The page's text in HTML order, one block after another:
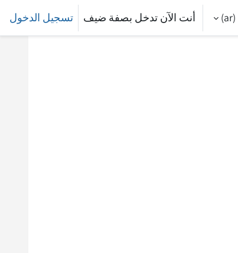
أنت الآن تدخل بصفة ضيف تسجيل الدخول